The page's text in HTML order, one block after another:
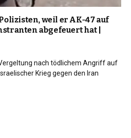
weil er AK-47 auf
abgefeuert hat |